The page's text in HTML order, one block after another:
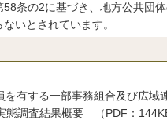
58条の2に基づき、地方公共団
いとされています。
有する一部事務組合及び広域
態調査結果概要 （PDF：